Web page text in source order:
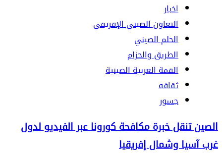
اخبار
التعاون الصيني الإفريقي
الحلم الصيني
الطريق والحزام
القمة العربية الصينية
ثقافة
جسور
الصين تنقل خبرة مكافحة كورونا عبر الفيديو لدول
غرب آسيا وشمال إفريقيا